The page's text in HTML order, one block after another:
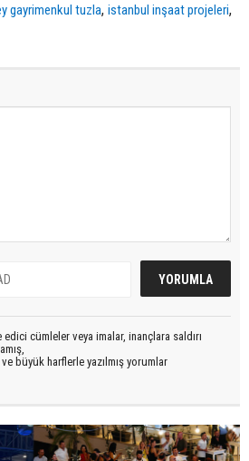
gayrimenkul tuzla, istanbul inşaat projeleri,
cümleler veya imalar, inançlara saldırı
büyük harflerle yazılmış yorumlar